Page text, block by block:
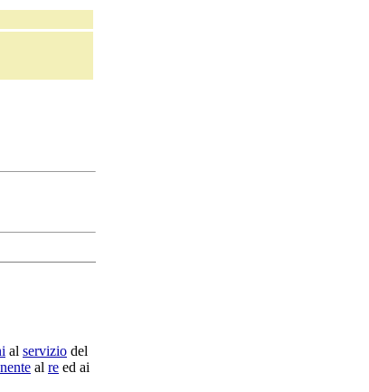
al servizio del
al re ed ai